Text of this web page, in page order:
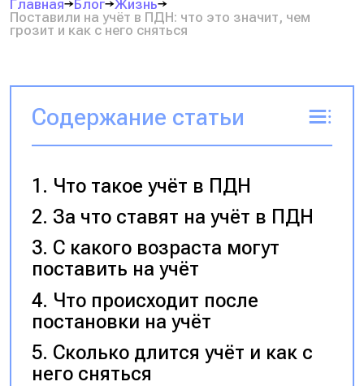
Главная Блог
Жизнь
Поставили на учёт в ПДН: что это значит, чем
грозит и как с него сняться
Содержание статьи
Что такое учёт в ПДН
За что ставят на учёт в ПДН
С какого возраста могут
поставить на учёт
Что происходит после
постановки на учёт
Сколько длится учёт и как с
него сняться